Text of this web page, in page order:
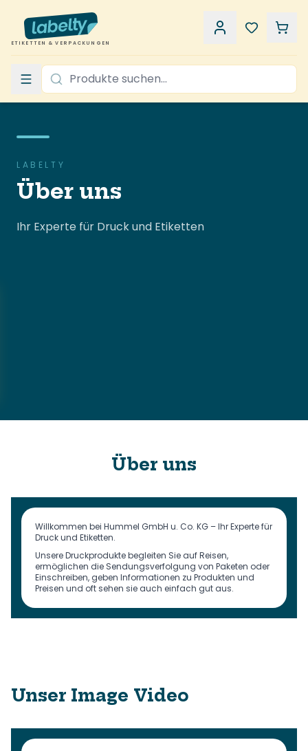
ETIKETTEN & VERPACKUNGEN
LABELTY
Über uns
Ihr Experte für Druck und Etiketten
Über uns
Willkommen bei Hummel GmbH u. Co. KG – Ihr Experte für
Druck und Etiketten.
Unsere Druckprodukte begleiten Sie auf Reisen,
ermöglichen die Sendungsverfolgung von Paketen oder
Einschreiben, geben Informationen zu Produkten und
Preisen und oft sehen sie auch einfach gut aus.
Unser Image Video